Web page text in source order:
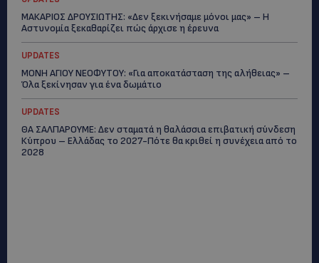
ΜΑΚΑΡΙΟΣ ΔΡΟΥΣΙΩΤΗΣ: «Δεν ξεκινήσαμε μόνοι μας» – Η
Αστυνομία ξεκαθαρίζει πώς άρχισε η έρευνα
UPDATES
ΜΟΝΗ ΑΓΙΟΥ ΝΕΟΦΥΤΟΥ: «Για αποκατάσταση της αλήθειας» –
Όλα ξεκίνησαν για ένα δωμάτιο
UPDATES
ΘΑ ΣΑΛΠΑΡΟΥΜΕ: Δεν σταματά η θαλάσσια επιβατική σύνδεση
Κύπρου – Ελλάδας το 2027-Πότε θα κριθεί η συνέχεια από το
2028